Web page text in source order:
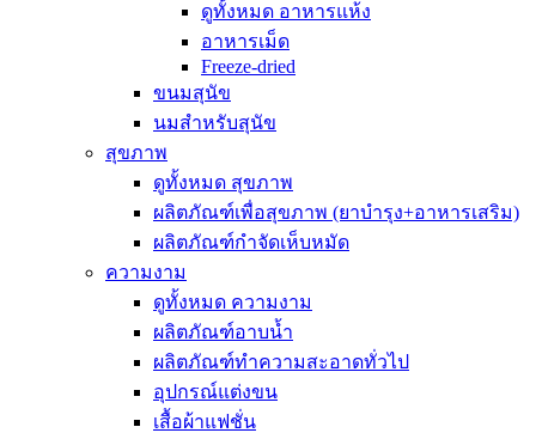
ดูทั้งหมด อาหารแห้ง
อาหารเม็ด
Freeze-dried
ขนมสุนัข
นมสำหรับสุนัข
สุขภาพ
ดูทั้งหมด สุขภาพ
ผลิตภัณฑ์เพื่อสุขภาพ (ยาบำรุง+อาหารเสริม)
ผลิตภัณฑ์กำจัดเห็บหมัด
ความงาม
ดูทั้งหมด ความงาม
ผลิตภัณฑ์อาบน้ำ
ผลิตภัณฑ์ทำความสะอาดทั่วไป
อุปกรณ์แต่งขน
เสื้อผ้าแฟชั่น